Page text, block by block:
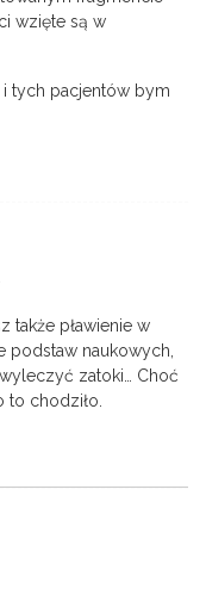
wzięte są w
tych pacjentów bym
także pławienie w
podstaw naukowych,
zatoki… Choć
chodziło.